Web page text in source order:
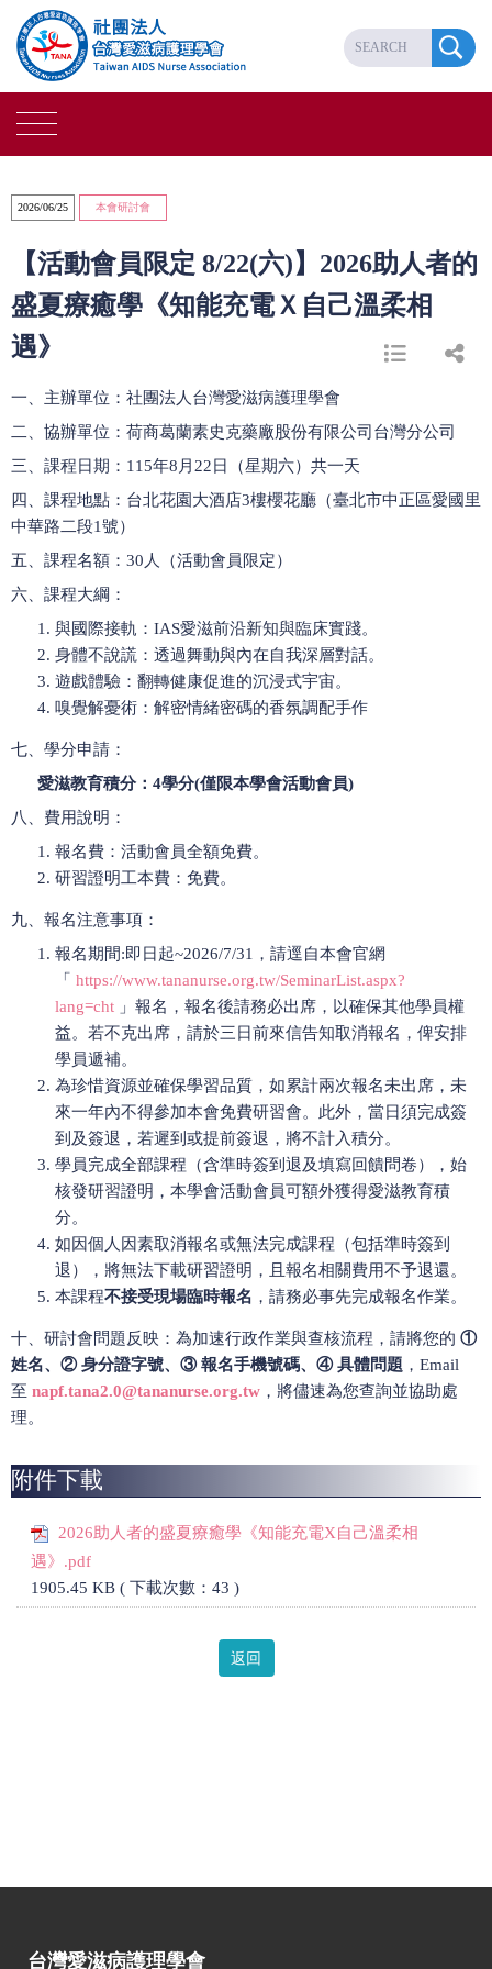
2026/06/25 本會研討會
【活動會員限定 8/22(六)】2026助人者的
盛夏療癒學《知能充電Ｘ自己溫柔相
遇》
一、主辦單位：社團法人台灣愛滋病護理學會
二、協辦單位：荷商葛蘭素史克藥廠股份有限公司台灣分公司
三、課程日期：115年8月22日（星期六）共一天
四、課程地點：台北花園大酒店3樓櫻花廳（臺北市中正區愛國里
中華路二段1號）
五、課程名額：30人（活動會員限定）
六、課程大綱：
與國際接軌：IAS愛滋前沿新知與臨床實踐。
身體不說謊：透過舞動與內在自我深層對話。
遊戲體驗：翻轉健康促進的沉浸式宇宙。
嗅覺解憂術：解密情緒密碼的香氛調配手作
七、學分申請：
愛滋教育積分：4學分(僅限本學會活動會員)
八、費用說明：
報名費：活動會員全額免費。
研習證明工本費：免費。
九、報名注意事項：
報名期間:即日起~2026/7/31，請逕自本會官網
「 https://www.tananurse.org.tw/SeminarList.aspx?
lang=cht 」報名，報名後請務必出席，以確保其他學員權
益。若不克出席，請於三日前來信告知取消報名，俾安排
學員遞補。
為珍惜資源並確保學習品質，如累計兩次報名未出席，未
來一年內不得參加本會免費研習會。此外，當日須完成簽
到及簽退，若遲到或提前簽退，將不計入積分。
學員完成全部課程（含準時簽到退及填寫回饋問卷），始
核發研習證明，本學會活動會員可額外獲得愛滋教育積
分。
如因個人因素取消報名或無法完成課程（包括準時簽到
退），將無法下載研習證明，且報名相關費用不予退還。
本課程不接受現場臨時報名 ，請務必事先完成報名作業。
十、研討會問題反映：為加速行政作業與查核流程，請將您的 ①
姓名、②身分證字號、③報名手機號碼、④具體問題 ，Email
至 napf.tana2.0@tananurse.org.tw ，將儘速為您查詢並協助處
理。
附件下載
2026助人者的盛夏療癒學《知能充電X自己溫柔相
遇》.pdf
1905.45 KB ( 下載次數：43 )
返回
台灣愛滋病護理學會